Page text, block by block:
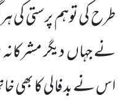
طرح کی توہم پرستی کی
نے جہاں دیگر
اس نے بد فالی کا بھی